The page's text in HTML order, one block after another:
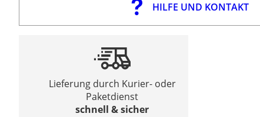
HILFE UND KONTAKT
Lieferung durch Kurier- oder
Paketdienst
schnell & sicher